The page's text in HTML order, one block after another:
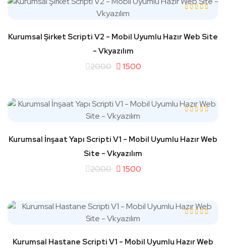
Kurumsal Şirket Scripti V2 - Mobil Uyumlu Hazır Web Site
- Vkyazılım
2000 1500
Kurumsal İnşaat Yapı Scripti V1 - Mobil Uyumlu Hazır Web
Site - Vkyazılım
2000 1500
Kurumsal Hastane Scripti V1 - Mobil Uyumlu Hazır Web